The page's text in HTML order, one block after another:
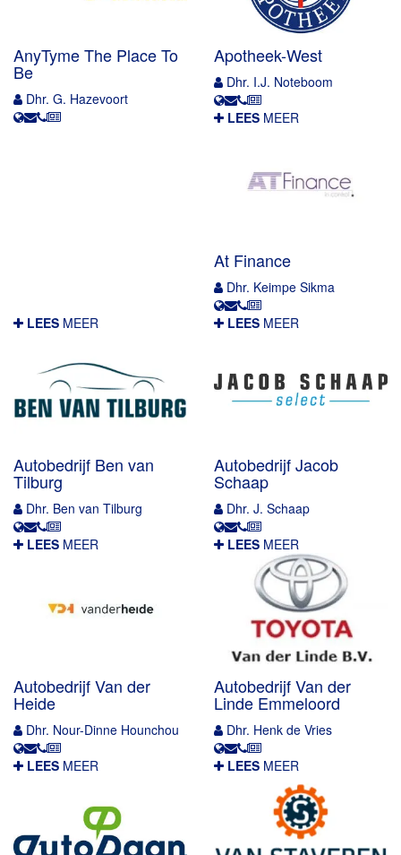
AnyTyme The Place To
Be
Dhr. G. Hazevoort
Apotheek-West
Dhr. I.J. Noteboom
LEES MEER
At Finance
Dhr. Keimpe Sikma
LEES MEER
Autobedrijf Ben van
Tilburg
Dhr. Ben van Tilburg
LEES MEER
Autobedrijf Jacob
Schaap
Dhr. J. Schaap
LEES MEER
Autobedrijf Van der
Heide
Dhr. Nour-Dinne Hounchou
LEES MEER
Autobedrijf Van der
Linde Emmeloord
Dhr. Henk de Vries
LEES MEER LEES MEER